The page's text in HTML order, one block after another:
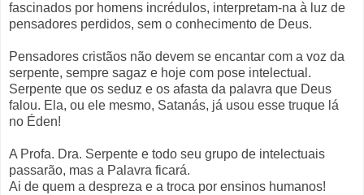
fascinados por homens incrédulos, interpretam-na à luz de
pensadores perdidos, sem o conhecimento de Deus.
Pensadores cristãos não devem se encantar com a voz da
serpente, sempre sagaz e hoje com pose intelectual.
Serpente que os seduz e os afasta da palavra que Deus
falou. Ela, ou ele mesmo, Satanás, já usou esse truque lá
no Éden!
A Profa. Dra. Serpente e todo seu grupo de intelectuais
passarão, mas a Palavra ficará.
Ai de quem a despreza e a troca por ensinos humanos!